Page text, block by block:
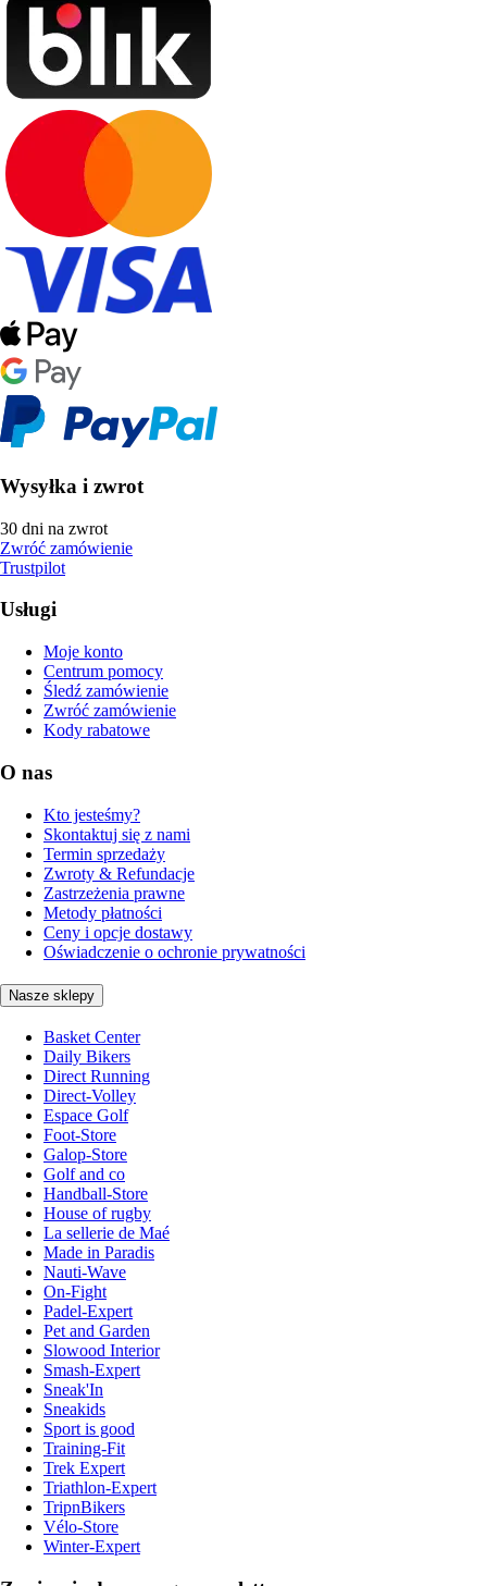
Wysyłka i zwrot
30 dni na zwrot
Zwróć zamówienie
Trustpilot
Usługi
Moje konto
Centrum pomocy
Śledź zamówienie
Zwróć zamówienie
Kody rabatowe
O nas
Kto jesteśmy?
Skontaktuj się z nami
Termin sprzedaży
Zwroty & Refundacje
Zastrzeżenia prawne
Metody płatności
Ceny i opcje dostawy
Oświadczenie o ochronie prywatności
Nasze sklepy
Basket Center
Daily Bikers
Direct Running
Direct-Volley
Espace Golf
Foot-Store
Galop-Store
Golf and co
Handball-Store
House of rugby
La sellerie de Maé
Made in Paradis
Nauti-Wave
On-Fight
Padel-Expert
Pet and Garden
Slowood Interior
Smash-Expert
Sneak'In
Sneakids
Sport is good
Training-Fit
Trek Expert
Triathlon-Expert
TripnBikers
Vélo-Store
Winter-Expert